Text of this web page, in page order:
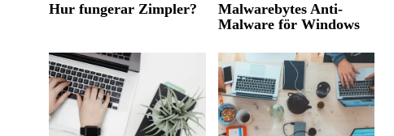
Hur fungerar Zimpler?
Malwarebytes Anti-
Malware för Windows